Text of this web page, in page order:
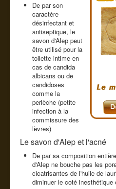
De par son
caractère
désinfectant et
antiseptique, le
savon d'Alep peut
être utilisé pour la
toilette intime en
cas de candida
albicans ou de
candidoses
comme la
perlèche (petite
infection à la
commissure des
lèvres)
Le savon d'Alep et l'acné
De par sa composition
d'Alep ne bouche pas les
cicatrisantes de l'huile de
diminuer le coté inesthétique